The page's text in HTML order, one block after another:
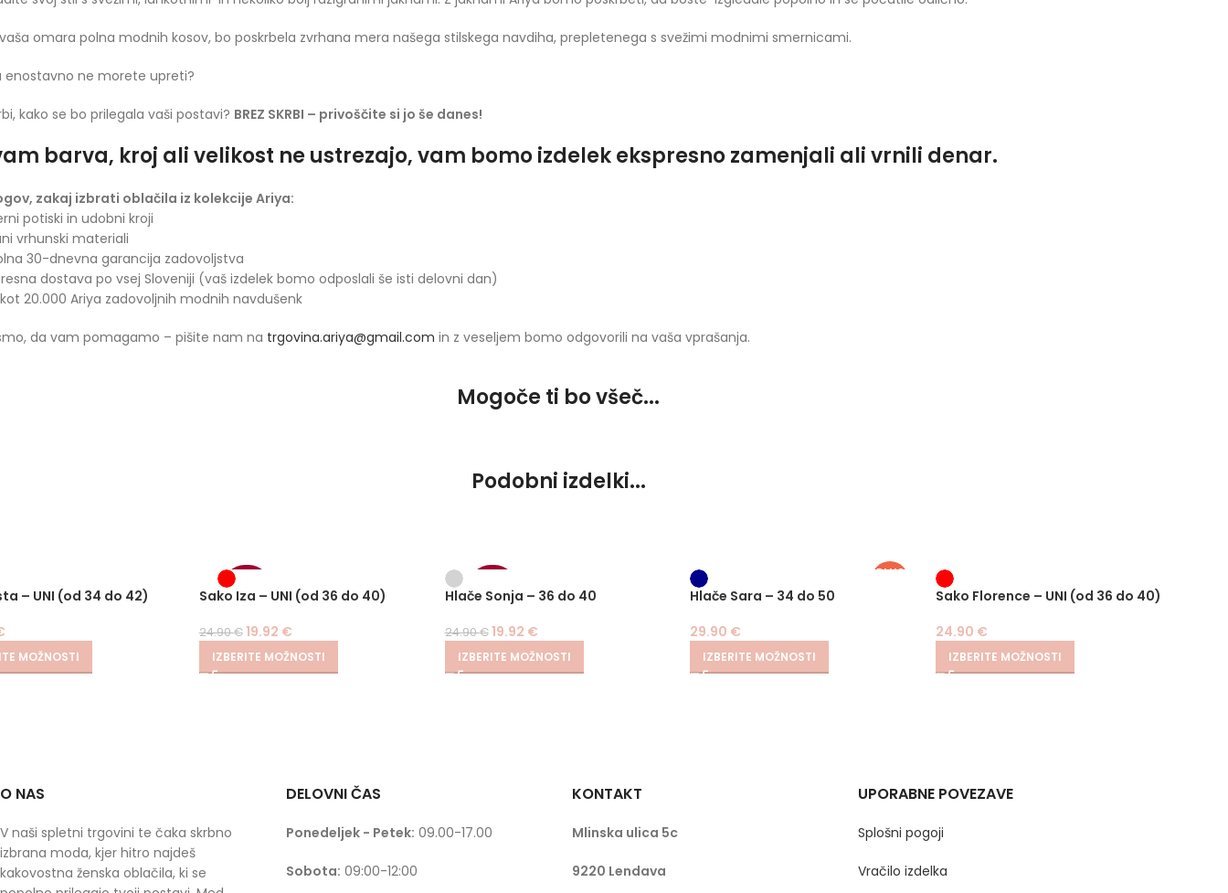
omara polna modnih kosov, bo poskrbela zvrhana mera našega stilskega navdiha, prepletenega s svežimi modnimi smernicami.
enostavno ne morete upreti?
kako se bo prilegala vaši postavi? BREZ SKRBI – privoščite si jo še danes!
barva, kroj ali velikost ne ustrezajo, vam bomo izdelek ekspresno zamenjali ali vrnili denar.
zakaj izbrati oblačila iz kolekcije Ariya:
potiski in udobni kroji
vrhunski materiali
30-dnevna garancija zadovoljstva
dostava po vsej Sloveniji (vaš izdelek bomo odposlali še isti delovni dan)
20.000 Ariya zadovoljnih modnih navdušenk
da vam pomagamo – pišite nam na trgovina.ariya@gmail.com in z veseljem bomo odgovorili na vaša vprašanja.
Mogoče ti bo všeč...
Podobni izdelki...
– UNI (od 34 do 42)
MOŽNOSTI
-20%
Sako Iza – UNI (od 36 do 40)
24.90€19.92 €
IZBERITE MOŽNOSTI
-20%
Hlače Sonja – 36 do 40
24.90€ 19.92 €
IZBERITE MOŽNOSTI
PLUS
Hlače Sara – 34 do 50
29.90 €
IZBERITE MOŽNOSTI
Sako Florence – UNI (od 36 do 40)
24.90 €
IZBERITE MOŽNOSTI
O NAS
V naši spletni trgovini te čaka skrbno
izbrana moda, kjer hitro najdeš
kakovostna ženska oblačila, ki se
DELOVNI ČAS
Ponedeljek - Petek: 09.00-17.00
Sobota: 09:00-12:00
KONTAKT
Mlinska ulica 5c
9220 Lendava
UPORABNE POVEZAVE
Splošni pogoji
Vračilo izdelka